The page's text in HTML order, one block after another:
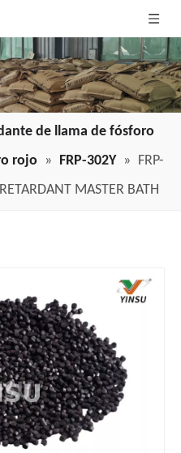
de llama de fósforo
rojo » FRP-302Y » FRP-
MASTER BATH